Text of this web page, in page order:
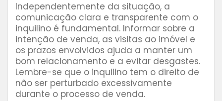
Independentemente da situação, a
comunicação clara e transparente com o
inquilino é fundamental. Informar sobre a
intenção de venda, as visitas ao imóvel e
os prazos envolvidos ajuda a manter um
bom relacionamento e a evitar desgastes.
Lembre-se que o inquilino tem o direito de
não ser perturbado excessivamente
durante o processo de venda.